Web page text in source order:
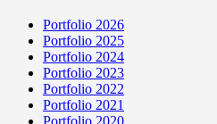
Portfolio 2026
Portfolio 2025
Portfolio 2024
Portfolio 2023
Portfolio 2022
Portfolio 2021
Portfolio 2020